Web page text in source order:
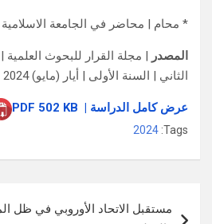
* محام | محاضر في الجامعة
المصدر | مجلة القرار للبحوث
الثاني | السنة الأولى | أيار (مايو) 2024 | ذو العقدة 1445
عرض كامل الدراسة | PDF 502 KB
Tags:
2024
مستقبل الاتحاد الأوروبي في ظل